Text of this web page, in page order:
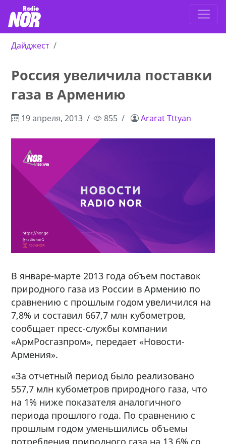
Дайджест
Россия увеличила поставки
газа в Армению
19 апреля, 2013 855 Ararat Tttyan
В январе-марте 2013 года объем поставок
природного газа из России в Армению по
сравнению с прошлым годом увеличился на
7,8% и составил 667,7 млн кубометров,
сообщает пресс-службы компании
«АрмРосгазпром», передает «Новости-
Армения».
«За отчетный период было реализовано
557,7 млн кубометров природного газа, что
на 1% ниже показателя аналогичного
периода прошлого года. По сравнению с
прошлым годом уменьшились объемы
потребления природного газа на 13,6% со